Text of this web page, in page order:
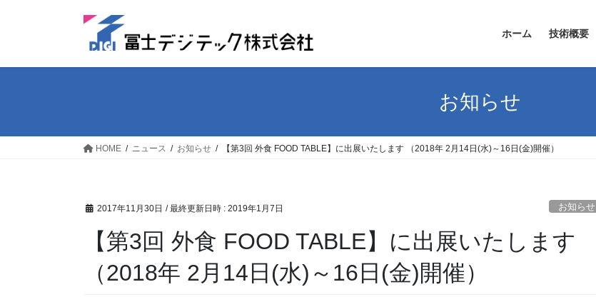
ホーム 技術概要
お知らせ
HOME ニュース お知らせ 【第3回 外食 FOOD TABLE】に出展いたします （2018年 2月14日(水)～16日(金)開催）
2017年11月30日 / 最終更新日時 : 2019年1月7日 お知らせ
【第3回 外食 FOOD TABLE】に出展いたします
（2018年 2月14日(水)～16日(金)開催）